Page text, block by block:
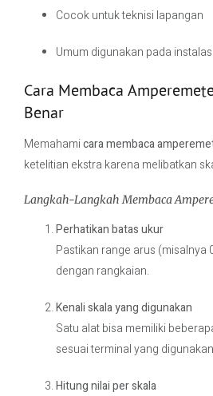
Cocok untuk teknisi lapangan
Umum digunakan pada
Cara Membaca
Benar
Memahamicara membaca
ketelitian ekstra karena melibatkan
Langkah-Langkah Membaca
Perhatikan batas ukur
Pastikan range arus (misalnya
dengan rangkaian.
Kenali skala yang digunakan
Satu alat bisa memiliki
sesuai terminal yang
Hitung nilai per skala